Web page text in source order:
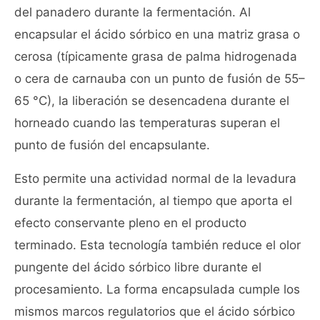
del panadero durante la fermentación. Al
encapsular el ácido sórbico en una matriz grasa o
cerosa (típicamente grasa de palma hidrogenada
o cera de carnauba con un punto de fusión de 55–
65 °C), la liberación se desencadena durante el
horneado cuando las temperaturas superan el
punto de fusión del encapsulante.
Esto permite una actividad normal de la levadura
durante la fermentación, al tiempo que aporta el
efecto conservante pleno en el producto
terminado. Esta tecnología también reduce el olor
pungente del ácido sórbico libre durante el
procesamiento. La forma encapsulada cumple los
mismos marcos regulatorios que el ácido sórbico